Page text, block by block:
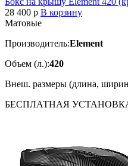
28 400 p В корзину
Матовые
Производитель:Element
Объем (л.):420
Внеш. размеры (длина,
БЕСПЛАТНАЯ